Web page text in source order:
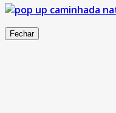
Fechar